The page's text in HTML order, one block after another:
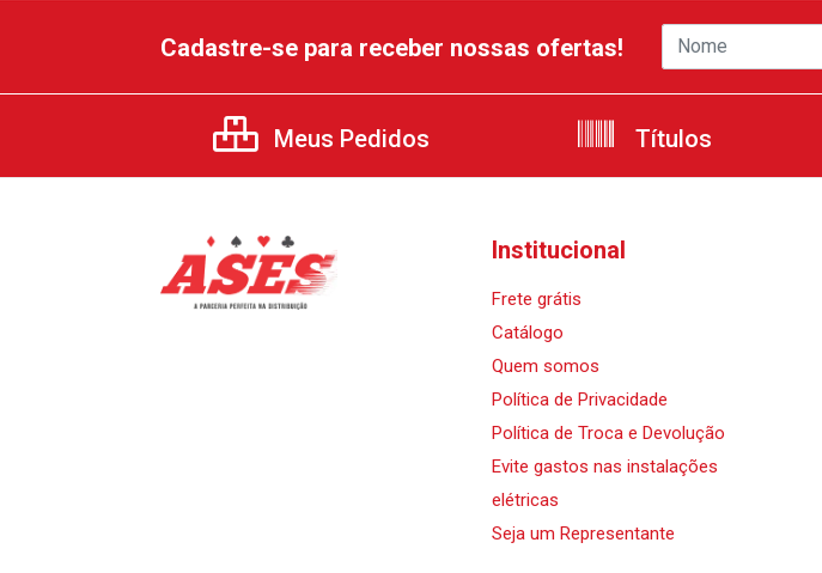
Cadastre-se para receber nossas ofertas!
Meus Pedidos Títulos
Institucional
Frete grátis
Catálogo
Quem somos
Política de Privacidade
Política de Troca e Devolução
Evite gastos nas instalações
elétricas
Seja um Representante